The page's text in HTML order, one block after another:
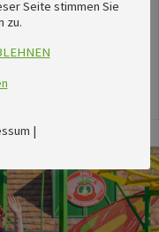
August
Seite stimmen Sie
zu.
|